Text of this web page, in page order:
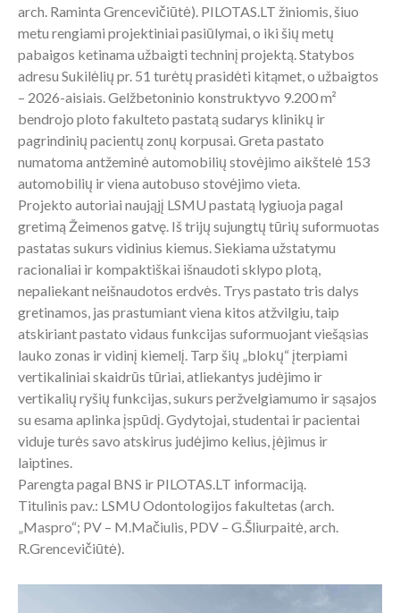
arch. Raminta Grencevičiūtė). PILOTAS.LT žiniomis, šiuo
metu rengiami projektiniai pasiūlymai, o iki šių metų
pabaigos ketinama užbaigti techninį projektą. Statybos
adresu Sukilėlių pr. 51 turėtų prasidėti kitąmet, o užbaigtos
– 2026-aisiais. Gelžbetoninio konstruktyvo 9.200 m²
bendrojo ploto fakulteto pastatą sudarys klinikų ir
pagrindinių pacientų zonų korpusai. Greta pastato
numatoma antžeminė automobilių stovėjimo aikštelė 153
automobilių ir viena autobuso stovėjimo vieta.
Projekto autoriai naująjį LSMU pastatą lygiuoja pagal
gretimą Žeimenos gatvę. Iš trijų sujungtų tūrių suformuotas
pastatas sukurs vidinius kiemus. Siekiama užstatymu
racionaliai ir kompaktiškai išnaudoti sklypo plotą,
nepaliekant neišnaudotos erdvės. Trys pastato tris dalys
gretinamos, jas prastumiant viena kitos atžvilgiu, taip
atskiriant pastato vidaus funkcijas suformuojant viešąsias
lauko zonas ir vidinį kiemelį. Tarp šių „blokų“ įterpiami
vertikaliniai skaidrūs tūriai, atliekantys judėjimo ir
vertikalių ryšių funkcijas, sukurs peržvelgiamumo ir sąsajos
su esama aplinka įspūdį. Gydytojai, studentai ir pacientai
viduje turės savo atskirus judėjimo kelius, įėjimus ir
laiptines.
Parengta pagal BNS ir PILOTAS.LT informaciją.
Titulinis pav.: LSMU Odontologijos fakultetas (arch.
„Maspro“; PV – M.Mačiulis, PDV – G.Šliurpaitė, arch.
R.Grencevičiūtė).